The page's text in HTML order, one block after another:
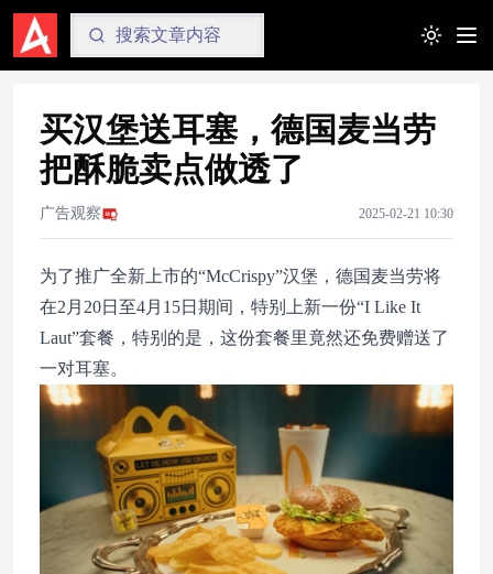
Toggle
买汉堡送耳塞，德国麦当劳
把酥脆卖点做透了
广告观察 2025-02-21 10:30
为了推广全新上市的“McCrispy”汉堡，德国麦当劳将
在2月20日至4月15日期间，特别上新一份“I Like It
Laut”套餐，特别的是，这份套餐里竟然还免费赠送了
一对耳塞。